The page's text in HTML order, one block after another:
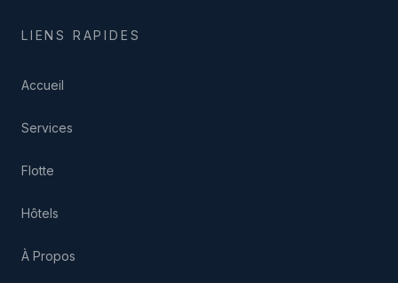
LIENS RAPIDES
Accueil
Services
Flotte
Hôtels
À Propos